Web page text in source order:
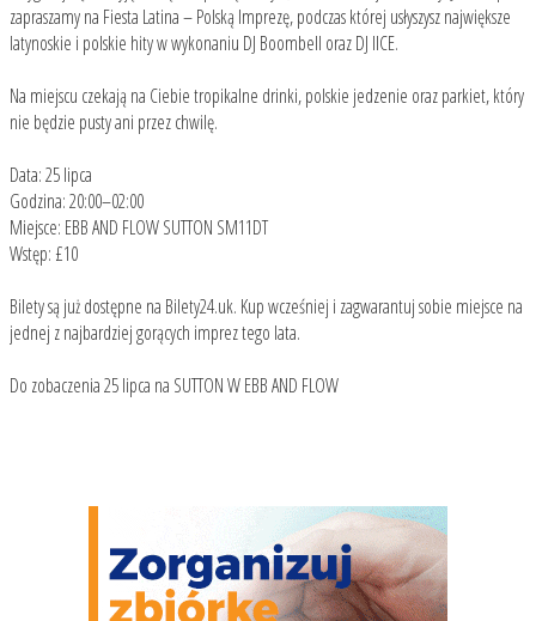
zapraszamy na Fiesta Latina – Polską Imprezę, podczas której usłyszysz największe
latynoskie i polskie hity w wykonaniu DJ Boombell oraz DJ IICE.
Na miejscu czekają na Ciebie tropikalne drinki, polskie jedzenie oraz parkiet, który
nie będzie pusty ani przez chwilę.
Data: 25 lipca
Godzina: 20:00–02:00
Miejsce: EBB AND FLOW SUTTON SM11DT
Wstęp: £10
Bilety są już dostępne na Bilety24.uk. Kup wcześniej i zagwarantuj sobie miejsce na
jednej z najbardziej gorących imprez tego lata.
Do zobaczenia 25 lipca na SUTTON W EBB AND FLOW